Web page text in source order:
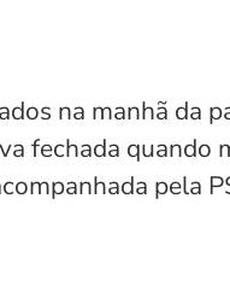
na manhã da
fechada quando
pela